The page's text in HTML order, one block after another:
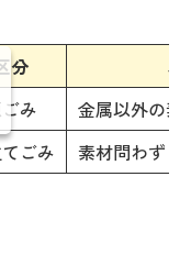
分
ご
み
金属以外の素
ごみ 素材問わず「